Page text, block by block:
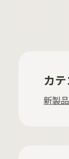
カテ
新製品